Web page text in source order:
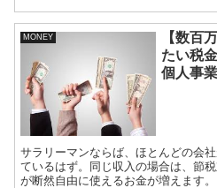
MONEY
【数百
たい税
個人事
サラリーマンならば、ほとんどの会
ているはず。同じ収入の場合は、節
が断然自由に使えるお金が増えます